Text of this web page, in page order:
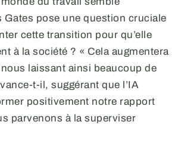
Gates pose une question cruciale
cette transition pour qu’elle
à la société ? « Cela augmentera
laissant ainsi beaucoup de
t-il, suggérant que l’IA
positivement notre rapport
parvenons à la superviser